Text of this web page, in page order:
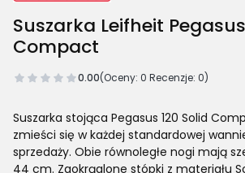
Suszarka Leifheit
Compact
0.00(Oceny: 0 Recenzje: 0)
Suszarka stojąca Pegasus 120 Solid
zmieści się w każdej standardowej
sprzedaży. Obie równoległe nogi mają
44 cm. Zaokrąglone stópki z materiału